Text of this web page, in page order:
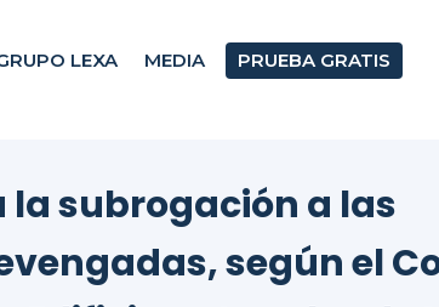
LEXA MEDIA PRUEBA GRATIS
la subrogación a las
según el